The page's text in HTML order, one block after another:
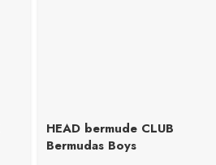
HEAD bermude CLUB
Bermudas Boys